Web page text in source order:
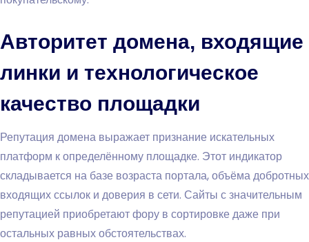
Авторитет домена, входящие
линки и технологическое
качество площадки
Репутация домена выражает признание искательных
платформ к определённому площадке. Этот индикатор
складывается на базе возраста портала, объёма добротных
входящих ссылок и доверия в сети. Сайты с значительным
репутацией приобретают фору в сортировке даже при
остальных равных обстоятельствах.